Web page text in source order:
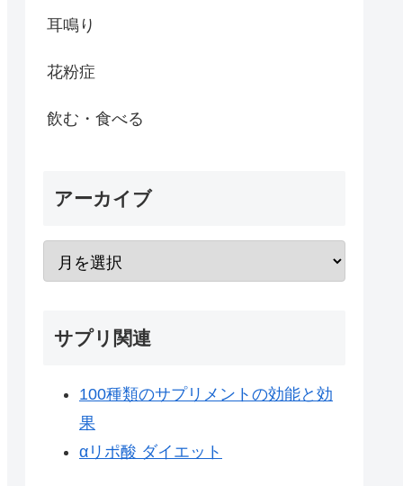
耳鳴り
花粉症
飲む・食べる
アーカイブ
サプリ関連
100種類のサプリメントの効能と効
果
αリポ酸 ダイエット